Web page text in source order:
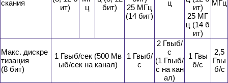
скания
ит)
ц
бит)
25 МГц
(14 бит)
ц
ит)
25 МГ
ц (14 б
ит)
МГц
Макс. дискре
тизация
(8 бит)
1 Гвыб/сек (500 Мв
ыб/сек на канал)
1 Гвыб/
с
2 Гвыб/
с
(1 Гвыб/
с на кан
ал)
1 Гвы
б/с
2,5
Гвы
б/с